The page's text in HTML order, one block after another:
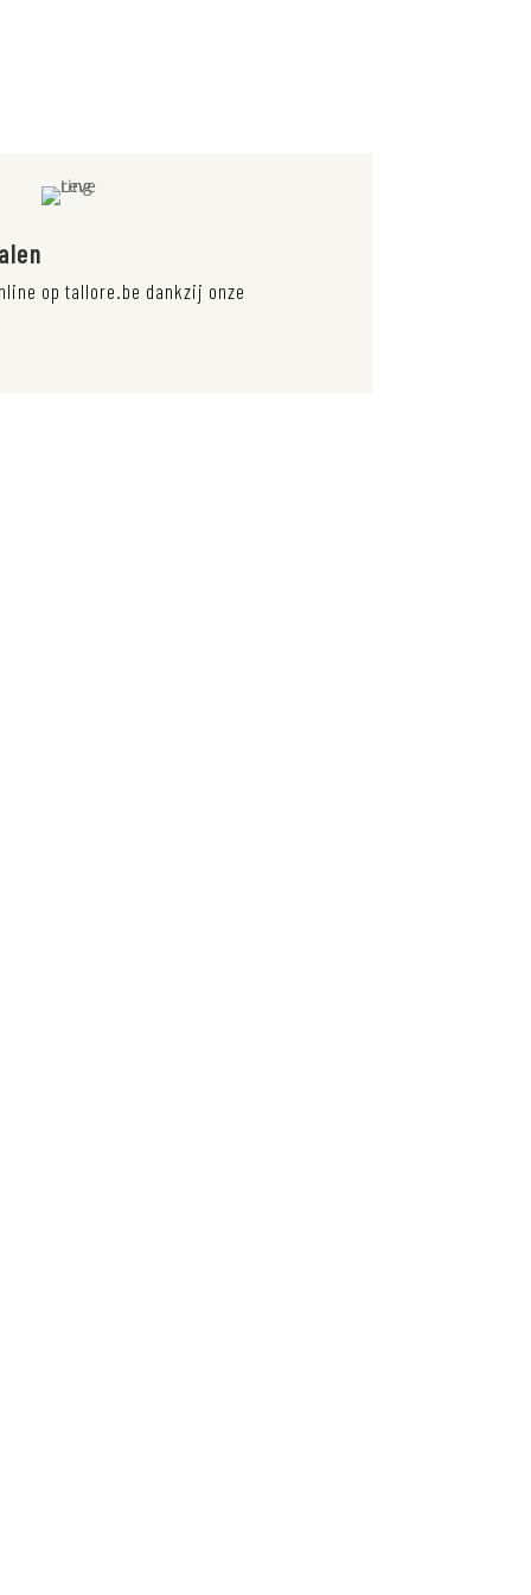
op tallore.be dankzij onze